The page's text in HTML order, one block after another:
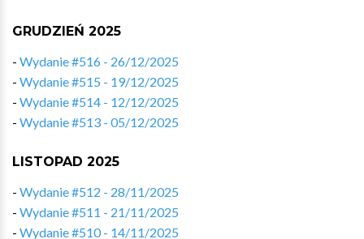
GRUDZIEŃ 2025
- Wydanie #516 - 26/12/2025
- Wydanie #515 - 19/12/2025
- Wydanie #514 - 12/12/2025
- Wydanie #513 - 05/12/2025
LISTOPAD 2025
- Wydanie #512 - 28/11/2025
- Wydanie #511 - 21/11/2025
- Wydanie #510 - 14/11/2025